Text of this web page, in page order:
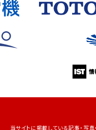
当サイトに掲載している記事・